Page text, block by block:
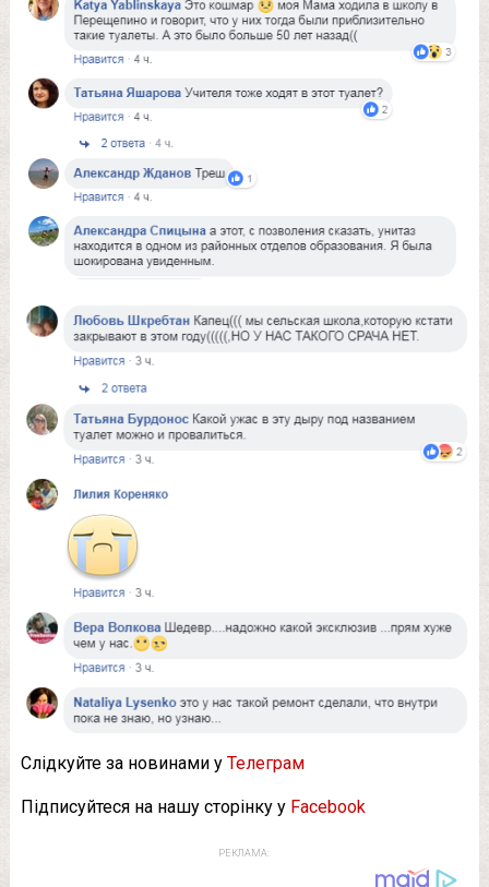
Слідкуйте за новинами у Телеграм
Підписуйтеся на нашу сторінку у Facebook
РЕКЛАМА: